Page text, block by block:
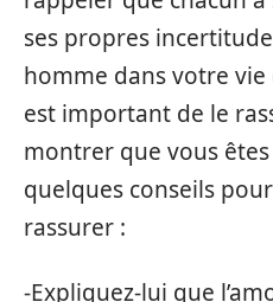
ses propres
homme dans votre vie
est important de le
montrer que vous
quelques conseils
rassurer :
-Expliquez-lui que